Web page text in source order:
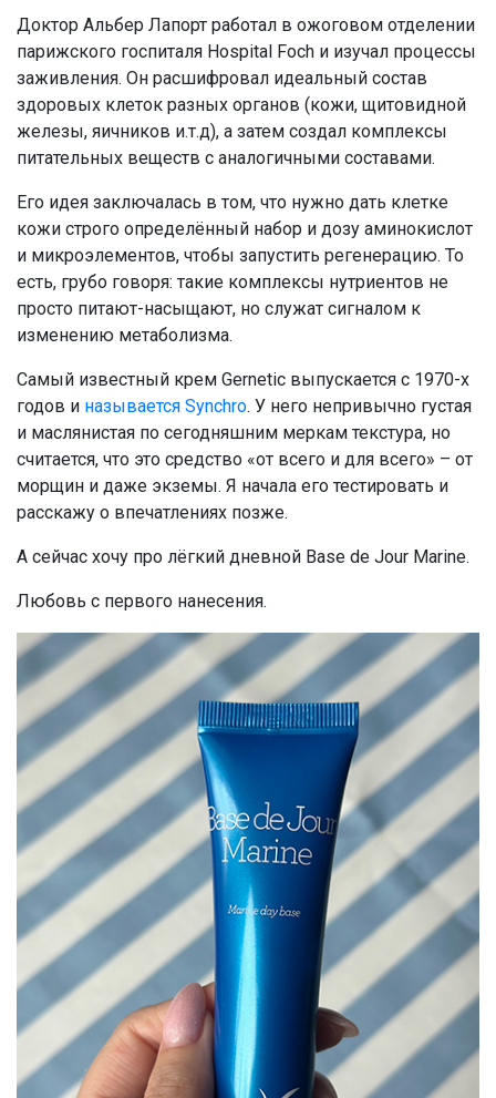
Доктор Альбер Лапорт работал в ожоговом отделении
парижского госпиталя Hospital Foch и изучал процессы
заживления. Он расшифровал идеальный состав
здоровых клеток разных органов (кожи, щитовидной
железы, яичников и.т.д), а затем создал комплексы
питательных веществ с аналогичными составами.
Его идея заключалась в том, что нужно дать клетке
кожи строго определённый набор и дозу аминокислот
и микроэлементов, чтобы запустить регенерацию. То
есть, грубо говоря: такие комплексы нутриентов не
просто питают-насыщают, но служат сигналом к
изменению метаболизма.
Самый известный крем Gernetic выпускается с 1970-х
годов и называется Synchro. У него непривычно густая
и маслянистая по сегодняшним меркам текстура, но
считается, что это средство «от всего и для всего» – от
морщин и даже экземы. Я начала его тестировать и
расскажу о впечатлениях позже.
А сейчас хочу про лёгкий дневной Base de Jour Marine.
Любовь с первого нанесения.